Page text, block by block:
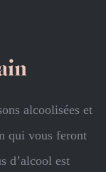
alcoolisées et
qui vous feront
d’alcool est